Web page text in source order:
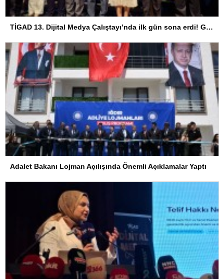
TİGAD 13. Dijital Medya Çalıştayı’nda ilk gün sona erdi! Gazeteciliğin dijital dönüşümü Iğdır’da ele alındı
Adalet Bakanı Lojman Açılışında Önemli Açıklamalar Yaptı